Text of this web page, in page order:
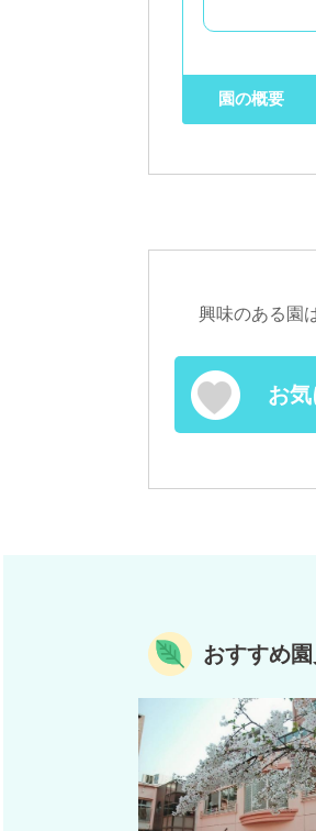
園の概要
興味のある園
お
おすすめ